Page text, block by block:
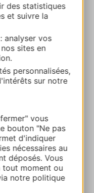
des statistiques
et suivre la
analyser vos
sites en
personnalisées,
sur notre
vous
bouton "Ne pas
d'indiquer
nécessaires au
déposés. Vous
moment ou
notre politique
30390